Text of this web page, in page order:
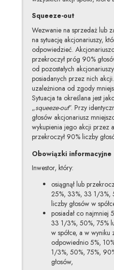
Squeeze-out
Wezwanie na sprzedaż lub
na sytuację akcjonariuszy,
odpowiedzieć.
przekroczył próg 90%
od pozostałych
posiadanych przez nich
uzależniona od zgody
Sytuacja ta określana jest
„squeeze-out”. Przy
głosów akcjonariusz
wykupienia jego akcji przez
przekroczył 90% liczby
Obowiązki informacyjne
Inwestor, który:
osiągnął lub
25%, 33%, 33 1/3%,
liczby głosów w
posiadał co najmniej
33 1/3%, 50%, 75%
w spółce, a w wyniku
odpowiednio 5%,
1/3%, 50%, 75%,
głosów,